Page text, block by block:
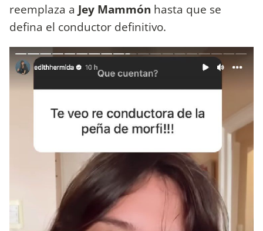
reemplaza a Jey Mammón hasta que se
defina el conductor definitivo.